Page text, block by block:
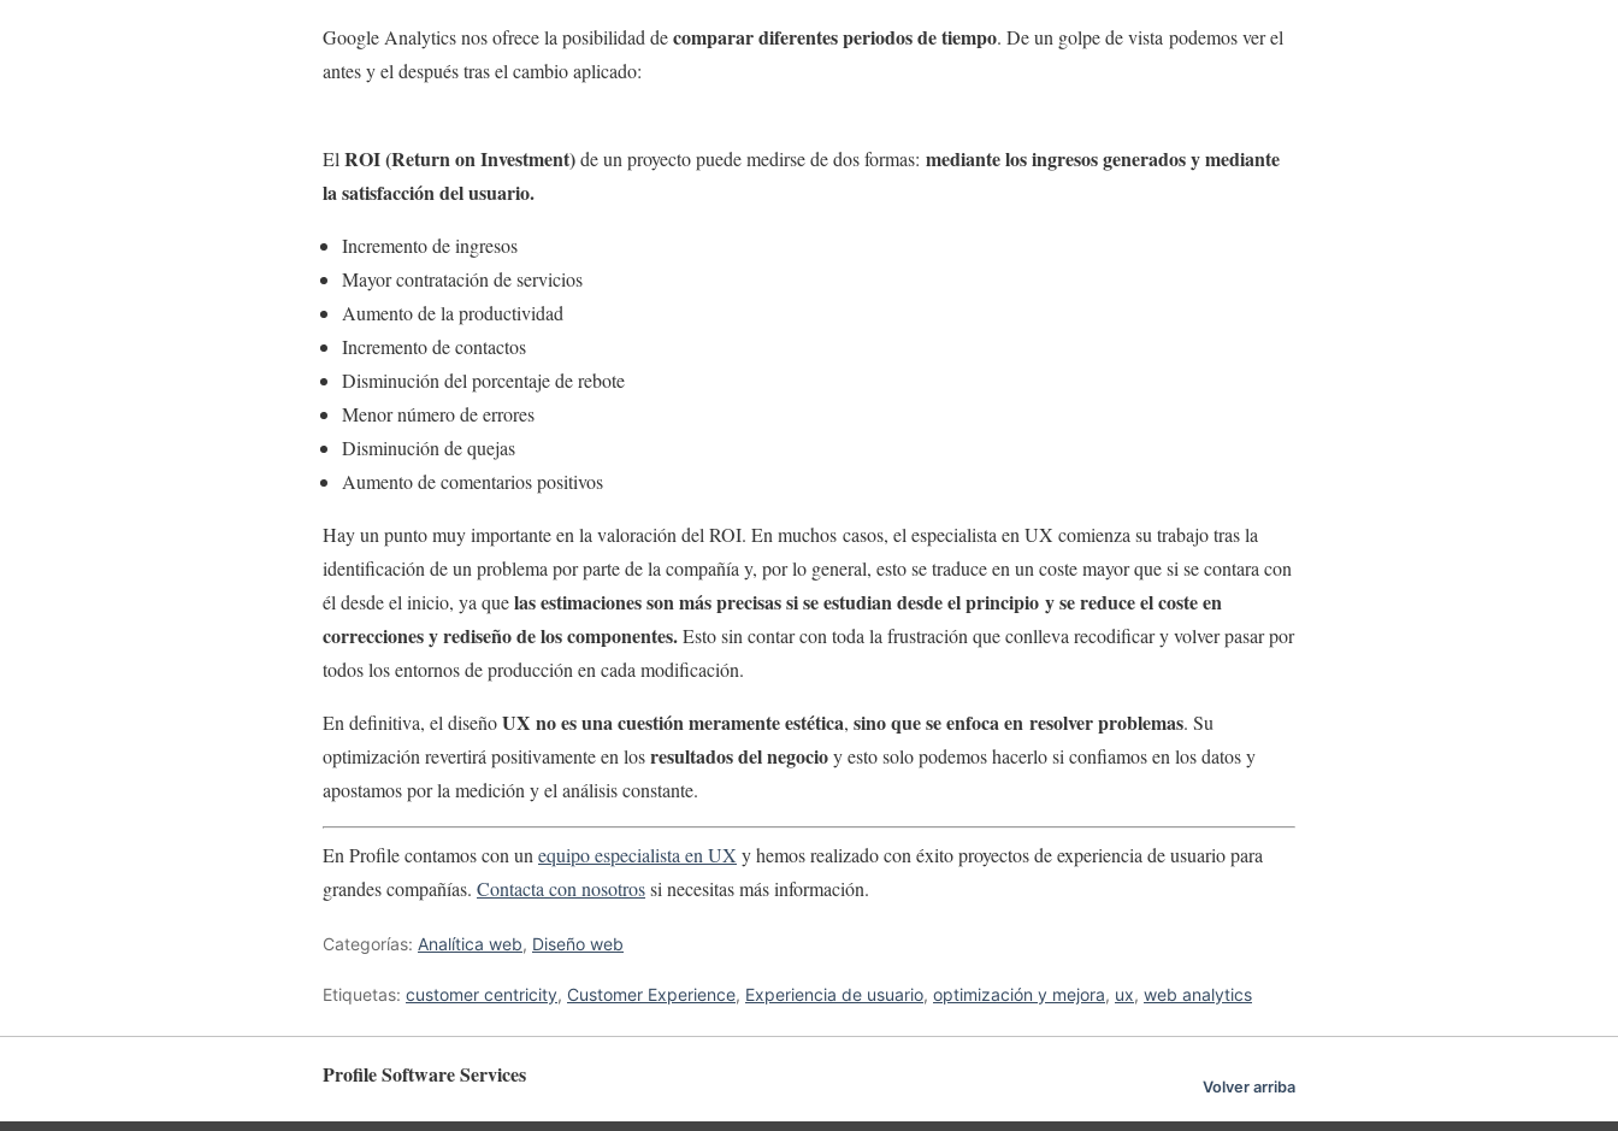
Google Analytics nos ofrece la posibilidad decomparar diferentes periodos de tiempo. De un golpe de vista podemos ver el
antes y el después tras el cambio aplicado:
ElROI(Return on Investment)de un proyecto puede medirse de dos formas: mediante los ingresos generados y mediante
la satisfacción del usuario.
Incremento de ingresos
Mayor contratación de servicios
Aumento de la productividad
Incremento de contactos
Disminución del porcentaje de rebote
Menor número de errores
Disminución de quejas
Aumento de comentarios positivos
Hay un punto muy importante en la valoración del ROI. En muchos casos, el especialista en UX comienza su trabajo tras la
identificación de un problema por parte de la compañía y, por lo general, esto se traduce en un coste mayor que si se contara con
él desde el inicio, ya quelas estimaciones son más precisas si se estudian desde el principio y se reduce el coste en
correcciones y rediseño de los componentes.Esto sin contar con toda la frustración que conlleva recodificar y volver pasar por
todos los entornos de producción en cada modificación.
En definitiva, el diseñoUX no es una cuestión meramente estética, sino que se enfoca en resolver problemas. Su
optimización revertirá positivamente en losresultados del negocioy esto solo podemos hacerlo si confiamos en los datos y
apostamos por la medición y el análisis constante.
En Profile contamos con unequipo especialista en UX y hemos realizado con éxito proyectos de experiencia de usuario para
grandes compañías. Contacta con nosotrossi necesitas más información.
Categorías: Analítica web, Diseño web
Etiquetas: customer centricity, Customer Experience, Experiencia de usuario, optimización y mejora, ux, web analytics
Profile Software Services Volver arriba